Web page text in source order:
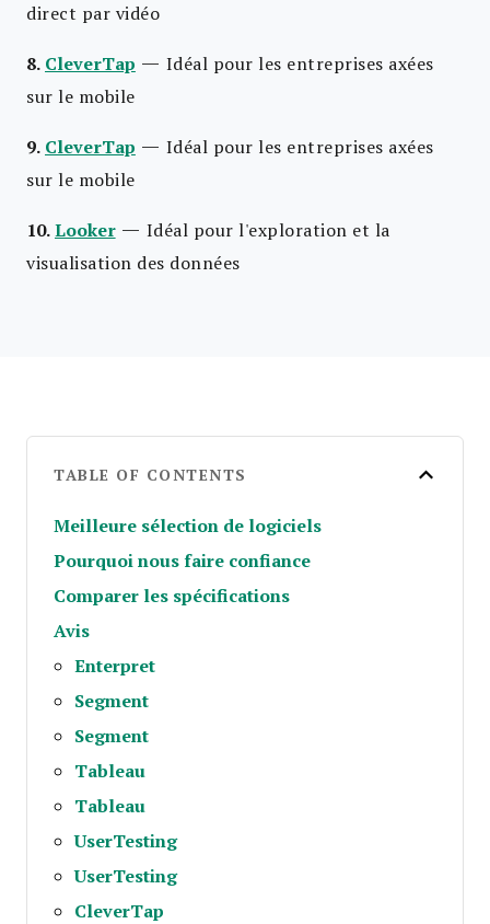
direct par vidéo
8. CleverTap — Idéal pour les entreprises axées
sur le mobile
9. CleverTap — Idéal pour les entreprises axées
sur le mobile
10.Looker — Idéal pour l'exploration et la
visualisation des données
TABLE OF CONTENTS
Meilleure sélection de logiciels
Pourquoi nous faire confiance
Comparer les spécifications
Avis
Enterpret
Segment
Segment
Tableau
Tableau
UserTesting
UserTesting
CleverTap